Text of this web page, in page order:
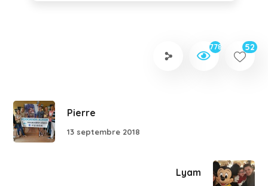
778 52
Pierre
13 septembre 2018
Lyam